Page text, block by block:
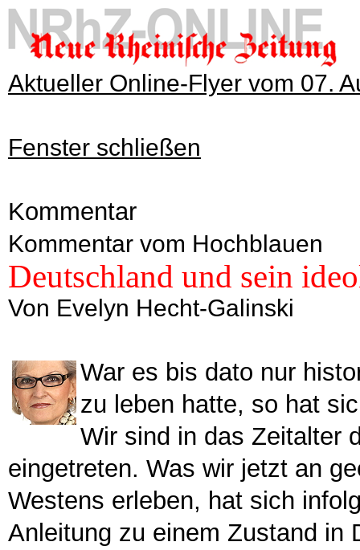
Aktueller Online-Flyer vom 07.
Fenster schließen
Kommentar
Kommentar vom Hochblauen
Deutschland und sein
Von Evelyn Hecht-Galinski
War es bis dato nur
zu leben hatte, so hat
Wir sind in das Zeitalter
eingetreten. Was wir jetzt an
Westens erleben, hat sich
Anleitung zu einem Zustand in